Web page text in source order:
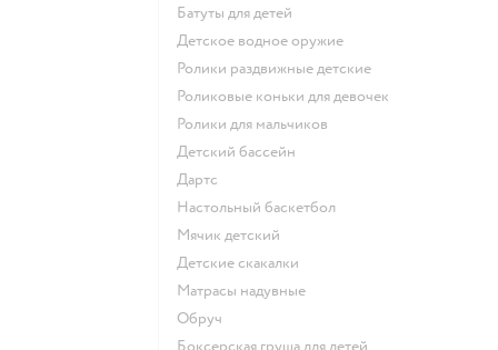
Батуты для детей
Детское водное оружие
Ролики раздвижные детские
Роликовые коньки для девочек
Ролики для мальчиков
Детский бассейн
Дартс
Настольный баскетбол
Мячик детский
Детские скакалки
Матрасы надувные
Обруч
Боксерская груша для детей